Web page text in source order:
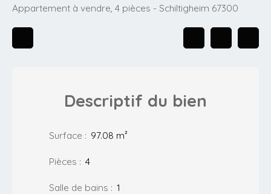
Appartement à vendre, 4 pièces - Schiltigheim 67300
Descriptif du bien
Surface : 97.08 m²
Pièces : 4
Salle de bains : 1